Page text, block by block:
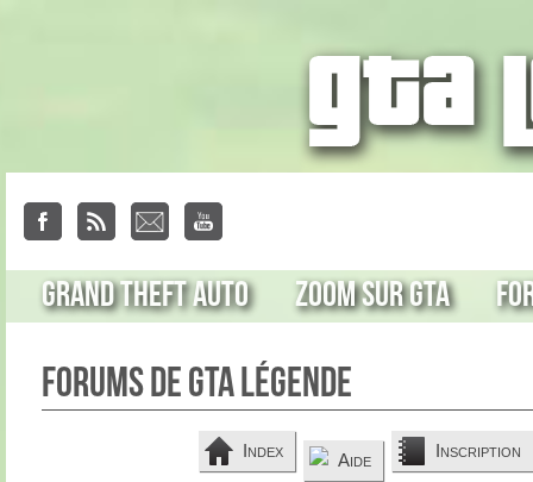
Grand Theft Auto Zoom sur GTA
Forums de GTA Légende
Index Aide Inscription